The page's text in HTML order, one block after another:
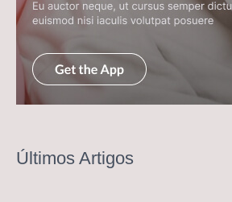
Últimos Artigos